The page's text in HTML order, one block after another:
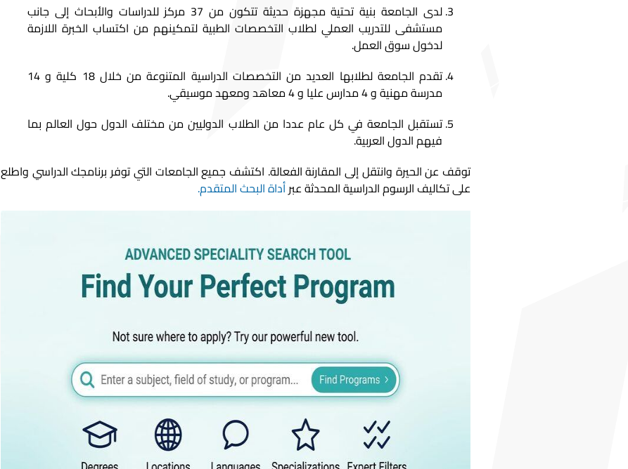
لدى الجامعة بنية تحتية مجهزة حديثة تتكون من 37 مركز للدراسات والأبحاث إلى جانب
مستشفى للتدريب العملي لطلاب التخصصات الطبية لتمكينهم من اكتساب الخبرة اللازمة
لدخول سوق العمل.
تقدم الجامعة لطلابها العديد من التخصصات الدراسية المتنوعة من خلال 18 كلية و 14
مدرسة مهنية و 4 مدارس عليا و 4 معاهد ومعهد موسيقي.
تستقبل الجامعة في كل عام عددا من الطلاب الدوليين من مختلف الدول حول العالم بما
فيهم الدول العربية.
توقف عن الحيرة وانتقل إلى المقارنة الفعالة. اكتشف جميع الجامعات التي توفر برنامجك الدراسي واطلع
على تكاليف الرسوم الدراسية المحدثة عبرأداة البحث المتقدم.